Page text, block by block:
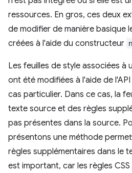
ressources. En gros, ces deux
de modifier de manière basique
créées à l'aide du constructeur
Les feuilles de style associées à
ont été modifiées à l'aide de
cas particulier. Dans ce cas, la
texte source et des règles
pas présentes dans la source.
présentons une méthode
règles supplémentaires dans le
est important, car les règles